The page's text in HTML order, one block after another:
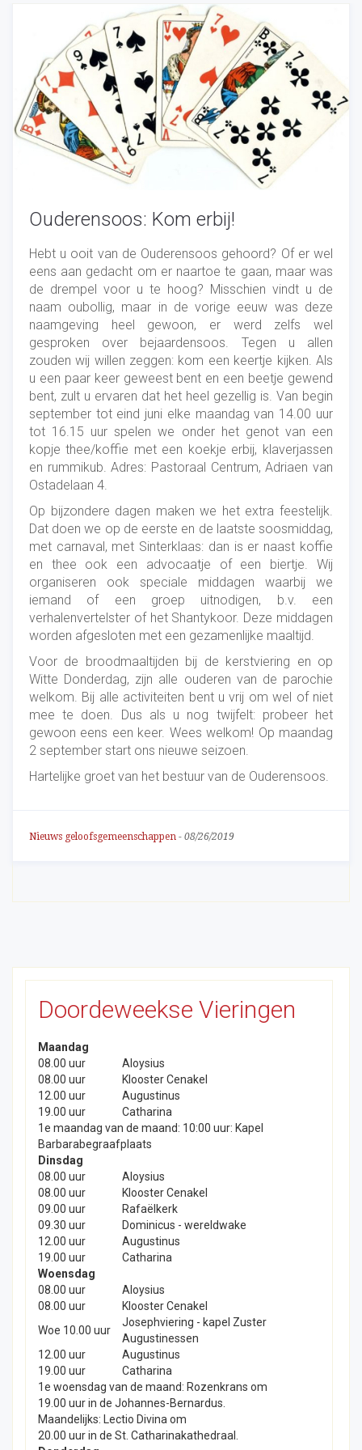
Ouderensoos: Kom erbij!
Hebt u ooit van de Ouderensoos gehoord? Of er wel
eens aan gedacht om er naartoe te gaan, maar was
de drempel voor u te hoog? Misschien vindt u de
naam oubollig, maar in de vorige eeuw was deze
naamgeving heel gewoon, er werd zelfs wel
gesproken over bejaardensoos. Tegen u allen
zouden wij willen zeggen: kom een keertje kijken. Als
u een paar keer geweest bent en een beetje gewend
bent, zult u ervaren dat het heel gezellig is. Van begin
september tot eind juni elke maandag van 14.00 uur
tot 16.15 uur spelen we onder het genot van een
kopje thee/koffie met een koekje erbij, klaverjassen
en rummikub. Adres: Pastoraal Centrum, Adriaen van
Ostadelaan 4.
Op bijzondere dagen maken we het extra feestelijk.
Dat doen we op de eerste en de laatste soosmiddag,
met carnaval, met Sinterklaas: dan is er naast koffie
en thee ook een advocaatje of een biertje. Wij
organiseren ook speciale middagen waarbij we
iemand of een groep uitnodigen, b.v. een
verhalenvertelster of het Shantykoor. Deze middagen
worden afgesloten met een gezamenlijke maaltijd.
Voor de broodmaaltijden bij de kerstviering en op
Witte Donderdag, zijn alle ouderen van de parochie
welkom. Bij alle activiteiten bent u vrij om wel of niet
mee te doen. Dus als u nog twijfelt: probeer het
gewoon eens een keer. Wees welkom! Op maandag
2 september start ons nieuwe seizoen.
Hartelijke groet van het bestuur van de Ouderensoos.
Nieuws geloofsgemeenschappen - 08/26/2019
Doordeweekse Vieringen
Maandag
08.00 uur
Aloysius
08.00 uur
Klooster Cenakel
12.00 uur
Augustinus
19.00 uur
Catharina
1e maandag van de maand: 10:00 uur: Kapel
Barbarabegraafplaats
Dinsdag
08.00 uur
Aloysius
08.00 uur
Klooster Cenakel
09.00 uur
Rafaëlkerk
09.30 uur
Dominicus - wereldwake
12.00 uur
Augustinus
19.00 uur
Catharina
Woensdag
08.00 uur
Aloysius
08.00 uur
Klooster Cenakel
Woe 10.00 uur
Josephviering - kapel Zuster
Augustinessen
12.00 uur
Augustinus
19.00 uur
Catharina
1e woensdag van de maand: Rozenkrans om
19.00 uur in de Johannes-Bernardus.
Maandelijks: Lectio Divina om
20.00 uur in de St. Catharinakathedraal.